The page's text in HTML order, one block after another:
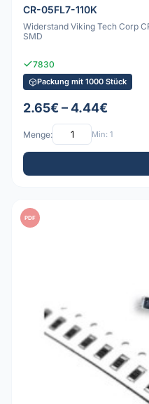
CR-05FL7-110K
Widerstand Viking Tech Corp
SMD
7830
Packung mit 1000 Stück
2.65€ – 4.44€
Menge: Min: 1
PDF